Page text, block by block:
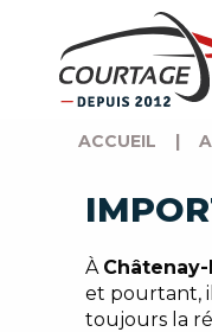
ACCUEIL |
À
et pourtant,
toujours la